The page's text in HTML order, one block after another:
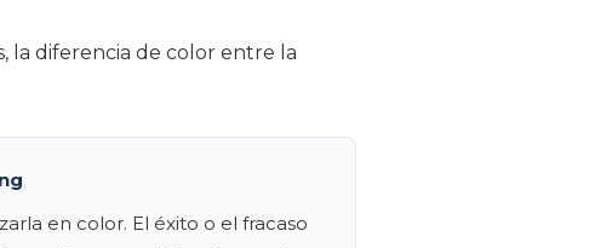
la diferencia de color entre la
en color. El éxito o el fracaso